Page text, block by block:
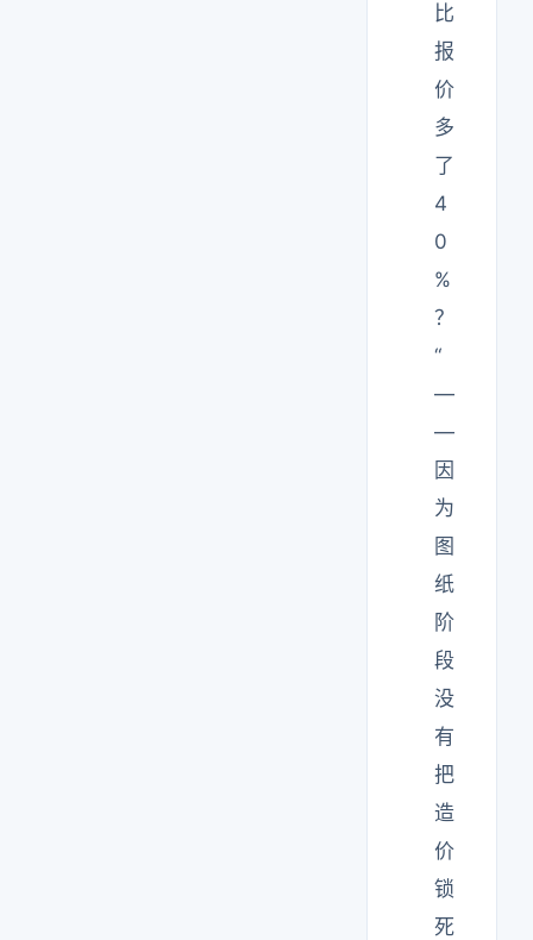
比
报
价
多
了
4
0
%
？
“
—
—
因
为
图
纸
阶
段
没
有
把
造
价
锁
死